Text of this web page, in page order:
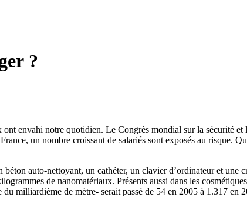
?
envahi notre quotidien. Le Congrès mondial sur la sécurité et
un nombre croissant de salariés sont exposés au risque.
auto-nettoyant, un cathéter, un clavier d’ordinateur et une
de nanomatériaux. Présents aussi dans les
milliardième de mètre- serait passé de 54 en 2005 à 1.317 en